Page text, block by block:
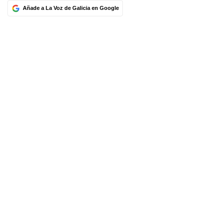
Añade a La Voz de Galicia en Google